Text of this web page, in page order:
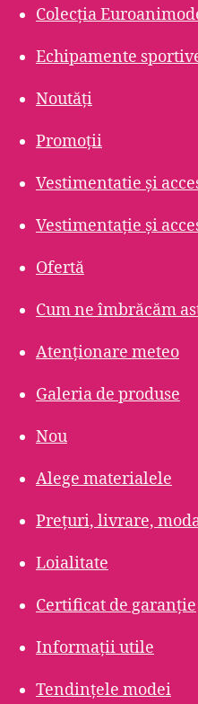
Colecția
Echipamente
Noutăți
Promoții
Vestimentatie și
Vestimentație și
Ofertă
Cum ne îmbrăcăm
Atenționare meteo
Galeria de produse
Nou
Alege materialele
Prețuri, livrare,
Loialitate
Certificat de garanție
Informații utile
Tendințele modei